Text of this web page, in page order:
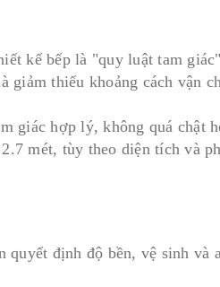
kế bếp là "quy luật tam
thiểu khoảng cách vận
giác hợp lý, không quá chật
mét, tùy theo diện tích và
định độ bền, vệ sinh và